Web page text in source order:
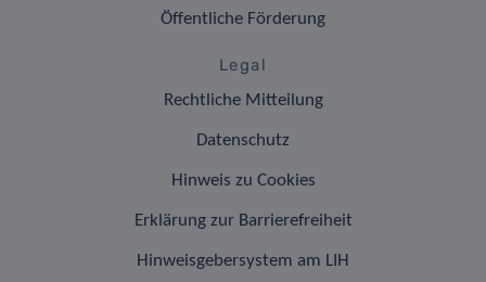
Öffentliche Förderung
Legal
Rechtliche Mitteilung
Datenschutz
Hinweis zu Cookies
Erklärung zur Barrierefreiheit
Hinweisgebersystem am LIH